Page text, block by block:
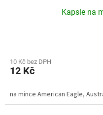
Kapsle na
produktu
je
z
10 Kč bez DPH
12 Kč
na mince American Eagle,